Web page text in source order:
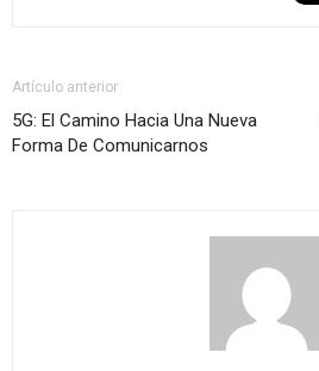
Artículo anterior
5G: El Camino Hacia Una Nueva
Forma De Comunicarnos